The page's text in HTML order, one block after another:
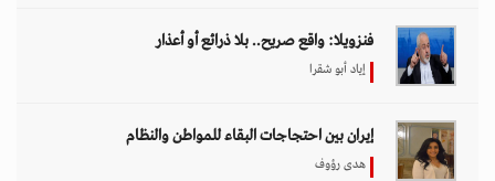
فنزويلا: واقع صريح.. بلا ذرائع أو أعذار
إياد أبو شقرا
إيران بين احتجاجات البقاء للمواطن والنظام
هدى رؤوف